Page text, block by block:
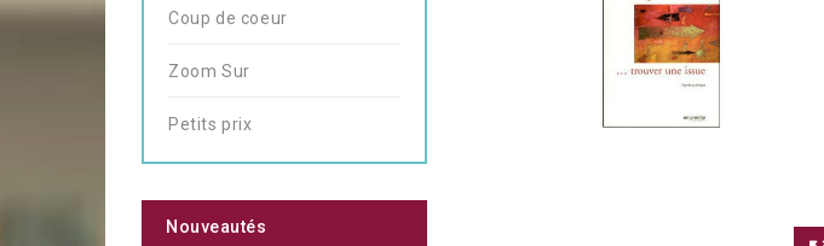
Coup de coeur
Zoom Sur
Petits prix
Nouveautés